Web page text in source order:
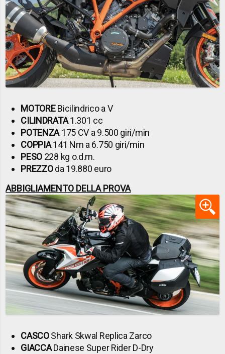
MOTOREBicilindrico a V
CILINDRATA1.301 cc
POTENZA175 CV a 9.500 giri/min
COPPIA141 Nm a 6.750 giri/min
PESO 228 kg o.d.m.
PREZZOda 19.880 euro
ABBIGLIAMENTO DELLA PROVA
CASCOShark Skwal Replica Zarco
GIACCADainese Super Rider D-Dry